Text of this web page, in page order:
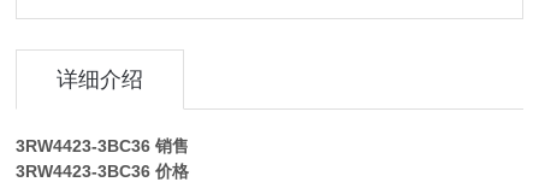
详细介绍
3RW4423-3BC36 销售
3RW4423-3BC36 价格